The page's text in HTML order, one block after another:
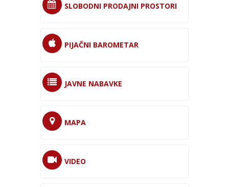
SLOBODNI PRODAJNI PROSTORI
PIJAČNI BAROMETAR
JAVNE NABAVKE
MAPA
VIDEO